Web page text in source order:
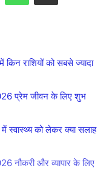
राशियों को सबसे ज्यादा
प्रेम जीवन के लिए शुभ
को लेकर क्या सलाह
नौकरी और व्यापार के लिए